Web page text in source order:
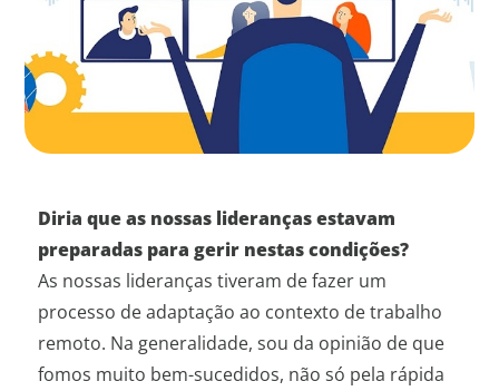
Diria que as nossas lideranças estavam
preparadas para gerir nestas condições?
As nossas lideranças tiveram de fazer um
processo de adaptação ao contexto de trabalho
remoto. Na generalidade, sou da opinião de que
fomos muito bem-sucedidos, não só pela rápida